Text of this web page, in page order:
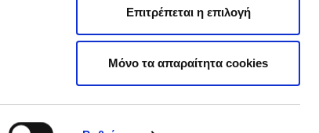
Επιτρέπεται η επιλογή
Μόνο τα απαραίτητα cookies
Όροι Χρήσης